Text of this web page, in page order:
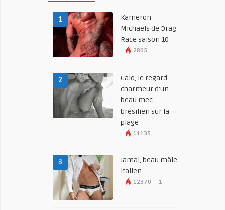
1
Kameron
Michaels de Drag
Race saison 10
2805
2
Caio, le regard
charmeur d’un
beau mec
brésilien sur la
plage
11135
3
Jamal, beau mâle
italien
12370 1